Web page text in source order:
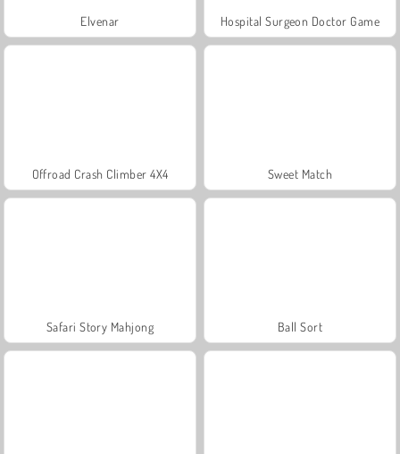
Elvenar Hospital Surgeon Doctor Game
Offroad Crash Climber 4X4 Sweet Match
Safari Story Mahjong Ball Sort